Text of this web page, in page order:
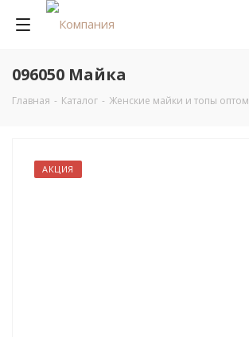
096050 Майка
Главная - Каталог - Женские майки и топы оптом
АКЦИЯ